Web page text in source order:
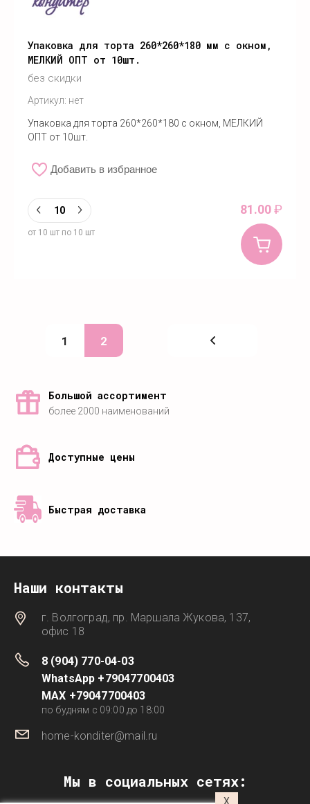
Упаковка для торта 260*260*180 мм с окном,
МЕЛКИЙ ОПТ от 10шт.
без скидки
Артикул: нет
Упаковка для торта 260*260*180 с окном, МЕЛКИЙ
ОПТ от 10шт.
Добавить в избранное
81.00₽
от 10 шт по 10 шт
1 2
Большой ассортимент
более 2000 наименований
Доступные цены
Быстрая доставка
Наши контакты
г. Волгоград, пр. Маршала Жукова, 137,
офис 18
8 (904) 770-04-03
WhatsApp +79047700403
MAX +79047700403
по будням с 09:00 до 18:00
home-konditer@mail.ru
Мы в социальных сетях:
X